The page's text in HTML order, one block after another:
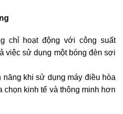
chỉ hoạt động với công suất
việc sử dụng một bóng đèn sợi
khi sử dụng máy điều hòa
kinh tế và thông minh hơn